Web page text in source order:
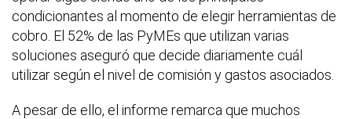
condicionantes al momento de elegir herramientas de
cobro. El 52% de las PyMEs que utilizan varias
soluciones aseguró que decide diariamente cuál
utilizar según el nivel de comisión y gastos asociados.
A pesar de ello, el informe remarca que muchos